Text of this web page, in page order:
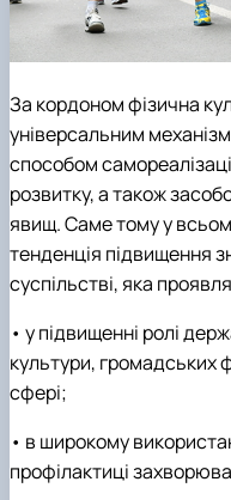
За кордоном фізична
універсальним
способом
розвитку, а також
явищ. Саме тому у
тенденція підвищення
суспільстві, яка
• у підвищенні ролі
культури, громадських
сфері;
• в широкому
профілактиці